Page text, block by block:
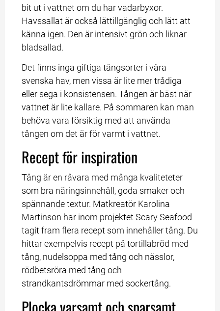
bit ut i vattnet om du har vadarbyxor.
Havssallat är också lättillgänglig och lätt att
känna igen. Den är intensivt grön och liknar
bladsallad.
Det finns inga giftiga tångsorter i våra
svenska hav, men vissa är lite mer trådiga
eller sega i konsistensen. Tången är bäst när
vattnet är lite kallare. På sommaren kan man
behöva vara försiktig med att använda
tången om det är för varmt i vattnet.
Recept för inspiration
Tång är en råvara med många kvaliteteter
som bra näringsinnehåll, goda smaker och
spännande textur. Matkreatör Karolina
Martinson har inom projektet Scary Seafood
tagit fram flera recept som innehåller tång. Du
hittar exempelvis recept på tortillabröd med
tång, nudelsoppa med tång och nässlor,
rödbetsröra med tång och
strandkantsdrömmar med sockertång.